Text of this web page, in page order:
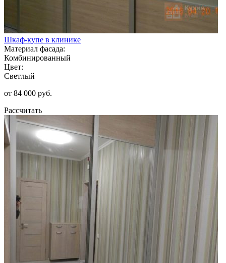
Шкаф-купе в клинике
Материал фасада:
Комбинированный
Цвет:
Светлый
от 84 000 руб.
Рассчитать